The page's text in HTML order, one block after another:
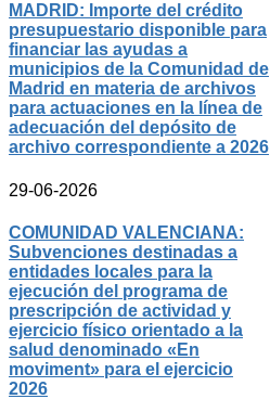
MADRID: Importe del crédito
presupuestario disponible para
financiar las ayudas a
municipios de la Comunidad de
Madrid en materia de archivos
para actuaciones en la línea de
adecuación del depósito de
archivo correspondiente a 2026
29-06-2026
COMUNIDAD VALENCIANA:
Subvenciones destinadas a
entidades locales para la
ejecución del programa de
prescripción de actividad y
ejercicio físico orientado a la
salud denominado «En
moviment» para el ejercicio
2026